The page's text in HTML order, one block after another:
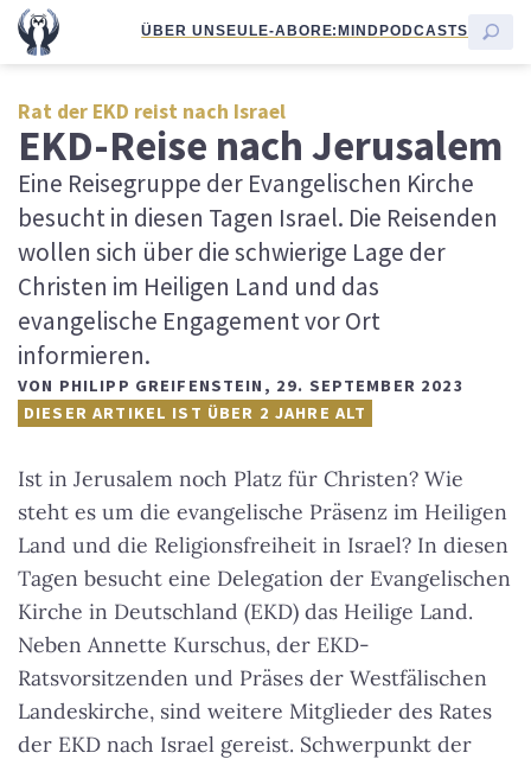
ÜBER UNSEULE-ABORE:MINDPODCASTS
Rat der EKD reist nach Israel
EKD-Reise nach Jerusalem
Eine Reisegruppe der Evangelischen Kirche
besucht in diesen Tagen Israel. Die Reisenden
wollen sich über die schwierige Lage der
Christen im Heiligen Land und das
evangelische Engagement vor Ort
informieren.
VON PHILIPP GREIFENSTEIN , 29. SEPTEMBER 2023
DIESER ARTIKEL IST ÜBER 2 JAHRE ALT
Ist in Jerusalem noch Platz für Christen? Wie
steht es um die evangelische Präsenz im Heiligen
Land und die Religionsfreiheit in Israel? In diesen
Tagen besucht eine Delegation der Evangelischen
Kirche in Deutschland (EKD) das Heilige Land.
Neben Annette Kurschus, der EKD-
Ratsvorsitzenden und Präses der Westfälischen
Landeskirche, sind weitere Mitglieder des Rates
der EKD nach Israel gereist. Schwerpunkt der